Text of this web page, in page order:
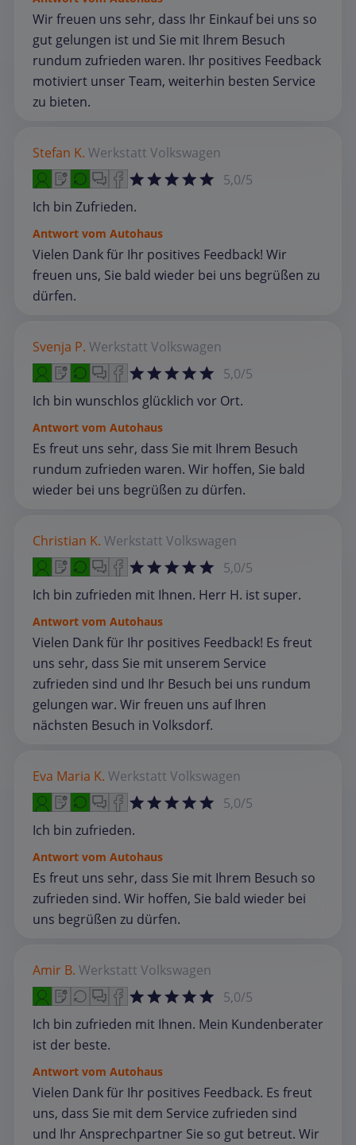
Wir freuen uns sehr, dass Ihr Einkauf bei uns so
gut gelungen ist und Sie mit Ihrem Besuch
rundum zufrieden waren. Ihr positives Feedback
motiviert unser Team, weiterhin besten Service
zu bieten.
Stefan K. Werkstatt Volkswagen
5,0/5
Ich bin Zufrieden.
Antwort vom Autohaus
Vielen Dank für Ihr positives Feedback! Wir
freuen uns, Sie bald wieder bei uns begrüßen zu
dürfen.
Svenja P. Werkstatt Volkswagen
5,0/5
Ich bin wunschlos glücklich vor Ort.
Antwort vom Autohaus
Es freut uns sehr, dass Sie mit Ihrem Besuch
rundum zufrieden waren. Wir hoffen, Sie bald
wieder bei uns begrüßen zu dürfen.
Christian K. Werkstatt Volkswagen
5,0/5
Ich bin zufrieden mit Ihnen. Herr H. ist super.
Antwort vom Autohaus
Vielen Dank für Ihr positives Feedback! Es freut
uns sehr, dass Sie mit unserem Service
zufrieden sind und Ihr Besuch bei uns rundum
gelungen war. Wir freuen uns auf Ihren
nächsten Besuch in Volksdorf.
Eva Maria K. Werkstatt Volkswagen
5,0/5
Ich bin zufrieden.
Antwort vom Autohaus
Es freut uns sehr, dass Sie mit Ihrem Besuch so
zufrieden sind. Wir hoffen, Sie bald wieder bei
uns begrüßen zu dürfen.
Amir B. Werkstatt Volkswagen
5,0/5
Ich bin zufrieden mit Ihnen. Mein Kundenberater
ist der beste.
Antwort vom Autohaus
Vielen Dank für Ihr positives Feedback. Es freut
uns, dass Sie mit dem Service zufrieden sind
und Ihr Ansprechpartner Sie so gut betreut. Wir